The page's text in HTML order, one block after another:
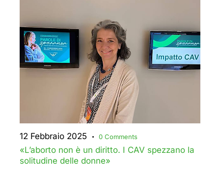
12 Febbraio 2025 0 Comments
«L’aborto non è un diritto. I CAV spezzano la
solitudine delle donne»